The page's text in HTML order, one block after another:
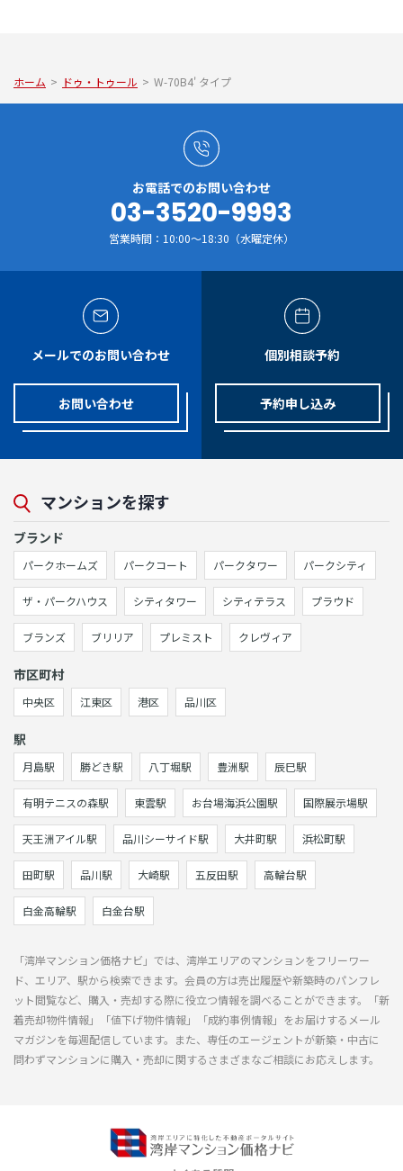
ホーム > ドゥ・トゥール > W-70B4' タイプ
お電話でのお問い合わせ
03-3520-9993
営業時間：10:00～18:30（水曜定休）
メールでのお問い合わせ
お問い合わせ
個別相談予約
予約申し込み
マンションを探す
ブランド
パークホームズ パークコート パークタワー パークシティ
ザ・パークハウス シティタワー シティテラス プラウド
ブランズ ブリリア プレミスト クレヴィア
市区町村
中央区 江東区 港区 品川区
駅
月島駅 勝どき駅 八丁堀駅 豊洲駅 辰巳駅
有明テニスの森駅 東雲駅 お台場海浜公園駅 国際展示場駅
天王洲アイル駅 品川シーサイド駅 大井町駅 浜松町駅
田町駅 品川駅 大崎駅 五反田駅 高輪台駅
白金高輪駅 白金台駅
「湾岸マンション価格ナビ」では、湾岸エリアのマンションをフリーワー
ド、エリア、駅から検索できます。会員の方は売出履歴や新築時のパンフレ
ット閲覧など、購入・売却する際に役立つ情報を調べることができます。「新
着売却物件情報」「値下げ物件情報」「成約事例情報」をお届けするメール
マガジンを毎週配信しています。また、専任のエージェントが新築・中古に
問わずマンションに購入・売却に関するさまざまなご相談にお応えします。